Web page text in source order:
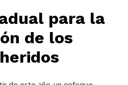
para la
de los